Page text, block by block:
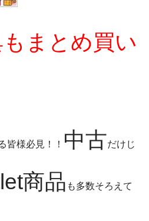
まとめ買い
皆様必見！！ 中古だけじ
商品 も多数そろえて